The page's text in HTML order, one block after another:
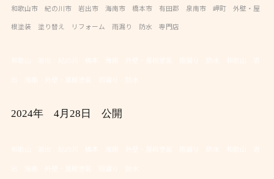
和歌山市 紀の川市 岩出市 海南市 橋本市 有田郡 泉南市 岬町 外壁・屋
根塗装 塗り替え リフォーム 雨漏り 防水 専門店
2024年 4月28日 公開